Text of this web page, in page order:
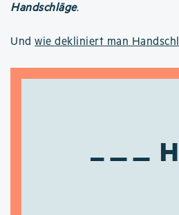
Handschläge.
Und wie dekliniert man